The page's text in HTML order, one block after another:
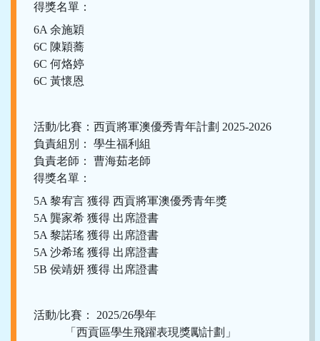
得獎名單：
6A 余施穎
6C 陳穎蕎
6C 何烙婷
6C 黃懷恩
活動/比賽：西貢將軍澳優秀青年計劃 2025-2026
負責組別： 學生福利組
負責老師： 曹海茹老師
得獎名單：
5A 黎宥言 獲得 西貢將軍澳優秀青年獎
5A 龔家希 獲得 出席證書
5A 黎諾瑤 獲得 出席證書
5A 沙希瑤 獲得 出席證書
5B 侯靖妍 獲得 出席證書
活動/比賽： 2025/26學年
「西貢區學生飛躍表現獎勵計劃」